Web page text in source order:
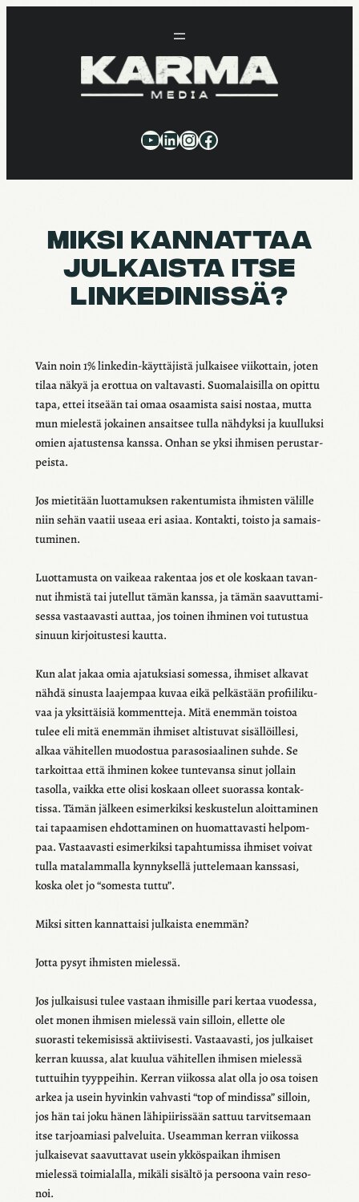
YouTube
LinkedIn
Instagram
Facebook
MIKSI KANNAT­TAA
JULKAISTA ITSE
LINKE­DI­NISSÄ?
Vain noin 1% linke­din-käyt­tä­jistä julkai­see viikot­tain, joten
tilaa näkyä ja erot­tua on valta­vasti. Suoma­lai­silla on opittu
tapa, ettei itse­ään tai omaa osaa­mista saisi nostaa, mutta
mun mielestä jokai­nen ansait­see tulla nähdyksi ja kuul­luksi
omien ajatus­tensa kanssa. Onhan se yksi ihmi­sen perus­tar­
peista.
Jos mieti­tään luot­ta­muk­sen raken­tu­mista ihmis­ten välille
niin sehän vaatii useaa eri asiaa. Kontakti, toisto ja samais­
tu­mi­nen.
Luot­ta­musta on vaikeaa raken­taa jos et ole koskaan tavan­
nut ihmistä tai jutel­lut tämän kanssa, ja tämän saavut­ta­mi­
sessa vastaa­vasti auttaa, jos toinen ihmi­nen voi tutus­tua
sinuun kirjoi­tus­tesi kautta.
Kun alat jakaa omia ajatuk­siasi somessa, ihmi­set alka­vat
nähdä sinusta laajem­paa kuvaa eikä pelkäs­tään profii­li­ku­
vaa ja yksit­täi­siä komment­teja. Mitä enem­män tois­toa
tulee eli mitä enem­män ihmi­set altis­tu­vat sisäl­löil­lesi,
alkaa vähi­tel­len muodos­tua para­so­si­aa­li­nen suhde. Se
tarkoit­taa että ihmi­nen kokee tunte­vansa sinut jollain
tasolla, vaikka ette olisi koskaan olleet suorassa kontak­
tissa. Tämän jälkeen esimer­kiksi keskus­te­lun aloit­ta­mi­nen
tai tapaa­mi­sen ehdot­ta­mi­nen on huomat­ta­vasti helpom­
paa. Vastaa­vasti esimer­kiksi tapah­tu­missa ihmi­set voivat
tulla mata­lam­malla kynnyk­sellä jutte­le­maan kans­sasi,
koska olet jo “somesta tuttu”.
Miksi sitten kannat­taisi julkaista enem­män?
Jotta pysyt ihmis­ten mielessä.
Jos julkai­susi tulee vastaan ihmi­sille pari kertaa vuodessa,
olet monen ihmi­sen mielessä vain silloin, ellette ole
suorasti teke­mi­sissä aktii­vi­sesti. Vastaa­vasti, jos julkai­set
kerran kuussa, alat kuulua vähi­tel­len ihmi­sen mielessä
tuttui­hin tyyp­pei­hin. Kerran viikossa alat olla jo osa toisen
arkea ja usein hyvin­kin vahvasti “top of mindissa” silloin,
jos hän tai joku hänen lähi­pii­ris­sään sattuu tarvit­se­maan
itse tarjoa­miasi palve­luita. Useam­man kerran viikossa
julkai­se­vat saavut­ta­vat usein ykkös­pai­kan ihmi­sen
mielessä toimia­lalla, mikäli sisältö ja persoona vain reso­
noi.